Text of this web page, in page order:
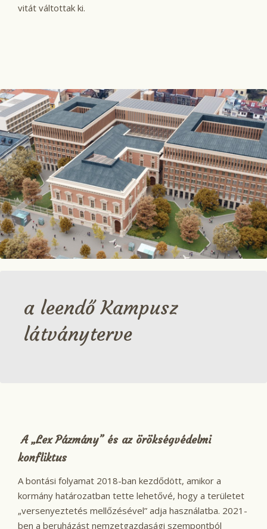
vitát váltottak ki.
a leendő Kampusz
látványterve
A „Lex Pázmány” és az örökségvédelmi
konfliktus
A bontási folyamat 2018-ban kezdődött, amikor a
kormány határozatban tette lehetővé, hogy a területet
„versenyeztetés mellőzésével” adja használatba. 2021-
ben a beruházást nemzetgazdasági szempontból